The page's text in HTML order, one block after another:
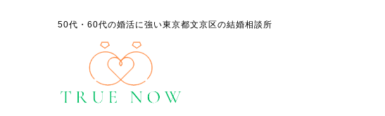
50代・60代の婚活に強い東京都文京区の結婚相談所